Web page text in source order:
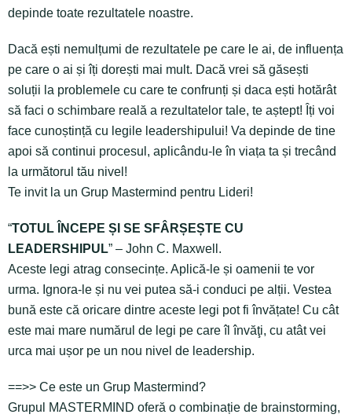
depinde toate rezultatele noastre.
Dacă ești nemulțumi de rezultatele pe care le ai, de influența
pe care o ai și îți dorești mai mult. Dacă vrei să găsești
soluții la problemele cu care te confrunți și daca ești hotărât
să faci o schimbare reală a rezultatelor tale, te aștept! Îți voi
face cunoștință cu legile leadershipului! Va depinde de tine
apoi să continui procesul, aplicându-le în viața ta și trecând
la următorul tău nivel!
Te invit la un Grup Mastermind pentru Lideri!
“TOTUL ÎNCEPE ȘI SE SFÂRȘEȘTE CU
LEADERSHIPUL” – John C. Maxwell.
Aceste legi atrag consecințe. Aplică-le și oamenii te vor
urma. Ignora-le și nu vei putea să-i conduci pe alții. Vestea
bună este că oricare dintre aceste legi pot fi învățate! Cu cât
este mai mare numărul de legi pe care îl învăţi, cu atât vei
urca mai ușor pe un nou nivel de leadership.
==>> Ce este un Grup Mastermind?
Grupul MASTERMIND oferă o combinație de brainstorming,